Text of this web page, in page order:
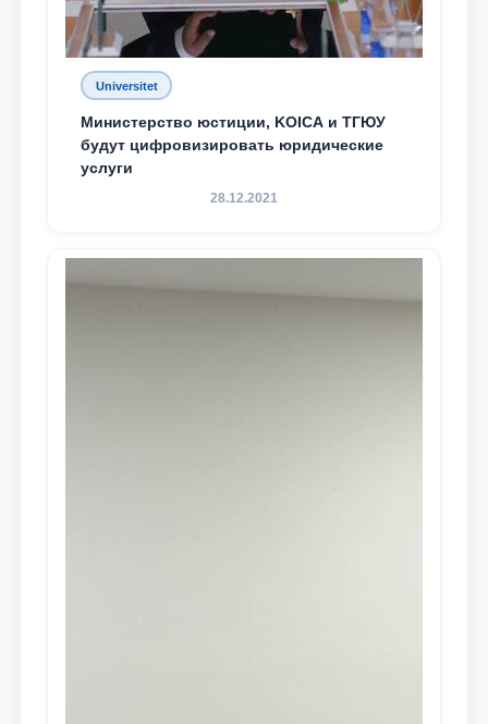
Universitet
Министерство юстиции, KOICA и ТГЮУ
будут цифровизировать юридические
услуги
28.12.2021